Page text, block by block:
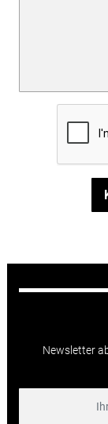
Newsletter